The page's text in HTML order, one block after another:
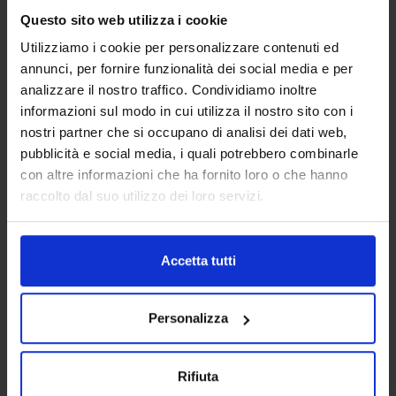
Questo sito web utilizza i cookie
Utilizziamo i cookie per personalizzare contenuti ed
annunci, per fornire funzionalità dei social media e per
analizzare il nostro traffico. Condividiamo inoltre
informazioni sul modo in cui utilizza il nostro sito con i
nostri partner che si occupano di analisi dei dati web,
pubblicità e social media, i quali potrebbero combinarle
con altre informazioni che ha fornito loro o che hanno
raccolto dal suo utilizzo dei loro servizi.
Accetta tutti
Personalizza
Rifiuta
Ferries to Spain
Ferries to Tunisia
Ferries to Malta
Ferry connections to Greece
Ancona - Igoumenitsa
Ancona - Corfu
Brindisi - Igoumenitsa
Brindisi - Corfu
Information
Minoan Lines
Port offices
General terms international lines